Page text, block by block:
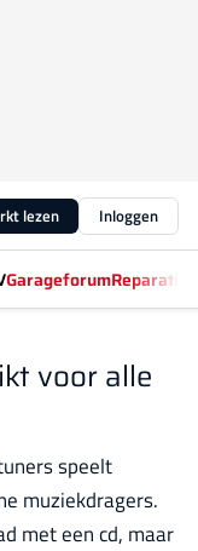
lezen Inloggen
Garageforum
voor alle
speelt
muziekdragers.
met een cd, maar